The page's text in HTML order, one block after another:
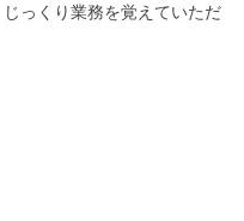
っくり業務を覚えていただ